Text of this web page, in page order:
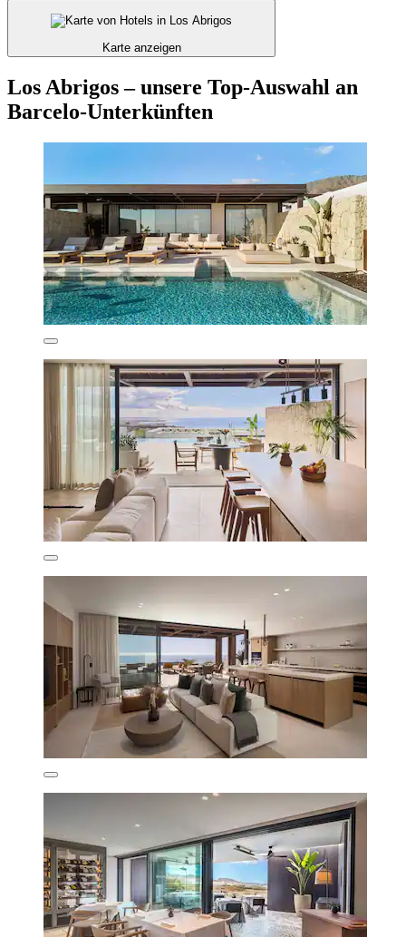
Karte anzeigen
Los Abrigos – unsere Top-Auswahl an
Barcelo-Unterkünften